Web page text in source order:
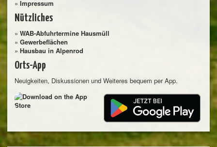
» Impressum
Nützliches
» WAB-Abfuhrtermine Hausmüll
» Gewerbeflächen
» Hausbau in Alpenrod
Orts-App
Neuigkeiten, Diskussionen und Weiteres bequem per App.